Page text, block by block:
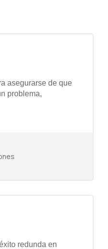
asegurarse de que
problema,
redunda en